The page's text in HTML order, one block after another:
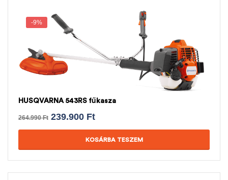
-9%
HUSQVARNA 543RS fűkasza
264.990Ft 239.900 Ft
KOSÁRBA TESZEM